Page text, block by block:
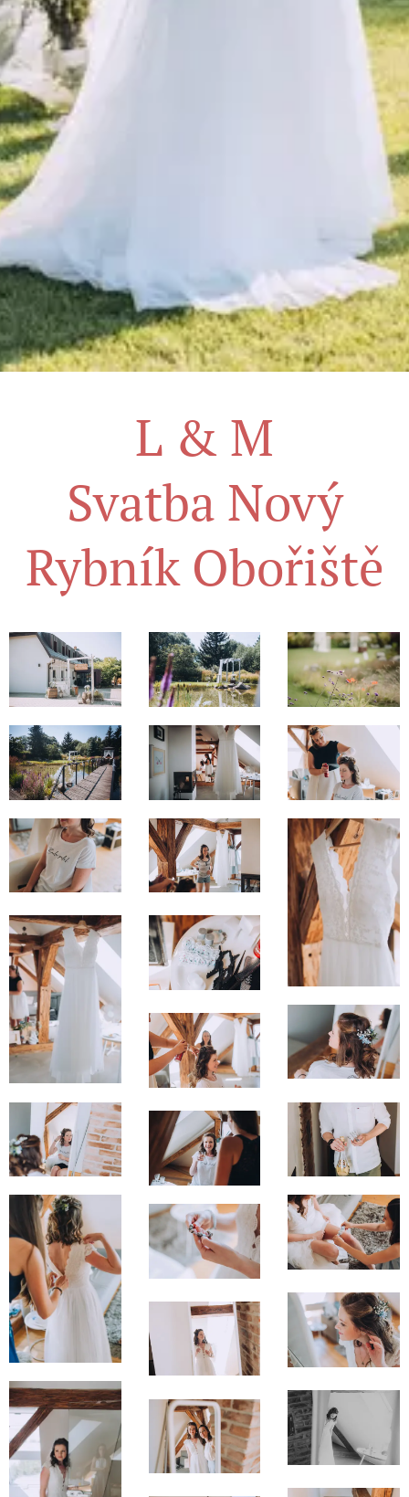
L & M
Svatba Nový
Rybník Obořiště